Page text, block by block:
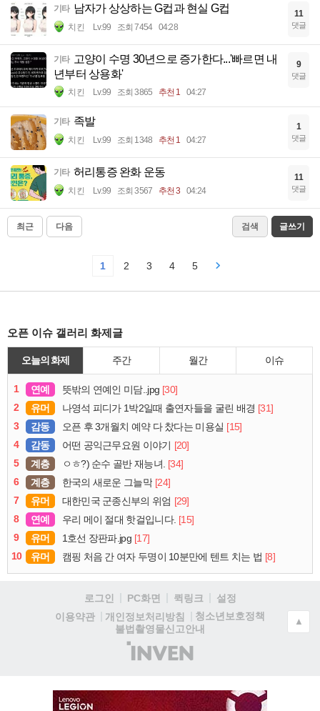
기타 남자가 상상하는 G컵과 현실 G컵
치킨 Lv.99 조회 7454 04:28
11
댓글
기타 고양이 수명 30년으로 증가한다...'빠르면 내
년부터 상용화'
치킨 Lv.99 조회 3865 추천 1 04:27
9
댓글
기타 족발
치킨 Lv.99 조회 1348 추천 1 04:27
1
댓글
기타 허리통증 완화 운동
치킨 Lv.99 조회 3567 추천 3 04:24
11
댓글
최근 다음 검색 글쓰기
1 2 3 4 5
오픈 이슈 갤러리 화제글
오늘의 화제 주간 월간 이슈
1 연예 뜻밖의 연예인 미담..jpg [30]
2
유머 나영석 피디가 1박2일때 출연자들을 굴린 배경 [31]
3
감동 오픈 후 3개월치 예약 다 찼다는 미용실 [15]
4
감동 어떤 공익근무요원 이야기 [20]
5
계층 ㅇㅎ?) 순수 골반 재능녀. [34]
6
계층 한국의 새로운 그늘막 [24]
7
유머 대한민국 군종신부의 위엄 [29]
8
연예 우리 메이 절대 핫걸입니다. [15]
9
유머 1호선 장판파.jpg [17]
10
유머 캠핑 처음 간 여자 두명이 10분만에 텐트 치는 법 [8]
로그인 PC화면 퀵링크
설정
이용약관
개인정보처리방침
청소년보호정책
불법촬영물신고안내
(주)
인
▲